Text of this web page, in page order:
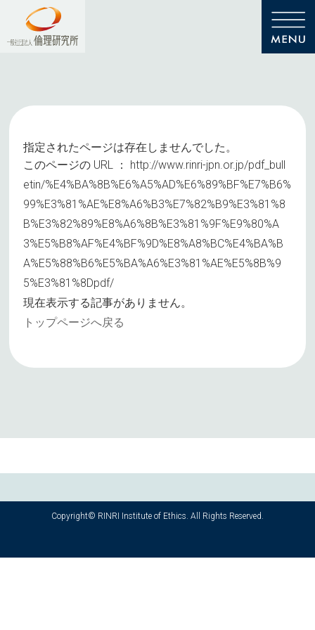
指定されたページは存在しませんでした。
このページの URL ： http://www.rinri-jpn.or.jp/pdf_bull
etin/%E4%BA%8B%E6%A5%AD%E6%89%BF%E7%B6%
99%E3%81%AE%E8%A6%B3%E7%82%B9%E3%81%8
B%E3%82%89%E8%A6%8B%E3%81%9F%E9%80%A
3%E5%B8%AF%E4%BF%9D%E8%A8%BC%E4%BA%B
A%E5%88%B6%E5%BA%A6%E3%81%AE%E5%8B%9
5%E3%81%8Dpdf/
現在表示する記事がありません。
トップページへ戻る
Copyright© RINRI Institute of Ethics. All Rights Reserved.